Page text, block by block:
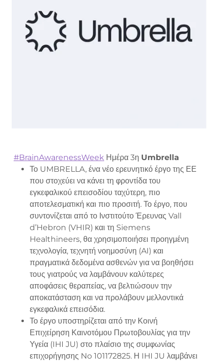
#BrainAwarenessWeek Ημέρα 3η Umbrella
Το UMBRELLA, ένα νέο ερευνητικό έργο της ΕΕ
που στοχεύει να κάνει τη φροντίδα του
εγκεφαλικού επεισοδίου ταχύτερη, πιο
αποτελεσματική και πιο προσιτή. Το έργο, που
συντονίζεται από το Ινστιτούτο Έρευνας Vall
d’Hebron (VHIR) και τη Siemens
Healthineers, θα χρησιμοποιήσει προηγμένη
τεχνολογία, τεχνητή νοημοσύνη (AI) και
πραγματικά δεδομένα ασθενών για να βοηθήσει
τους γιατρούς να λαμβάνουν καλύτερες
αποφάσεις θεραπείας, να βελτιώσουν την
αποκατάσταση και να προλάβουν μελλοντικά
εγκεφαλικά επεισόδια.
Το έργο υποστηρίζεται από την Κοινή
Επιχείρηση Καινοτόμου Πρωτοβουλίας για την
Υγεία (IHI JU) στο πλαίσιο της συμφωνίας
επιχορήγησης No 101172825. Η IHI JU λαμβάνει